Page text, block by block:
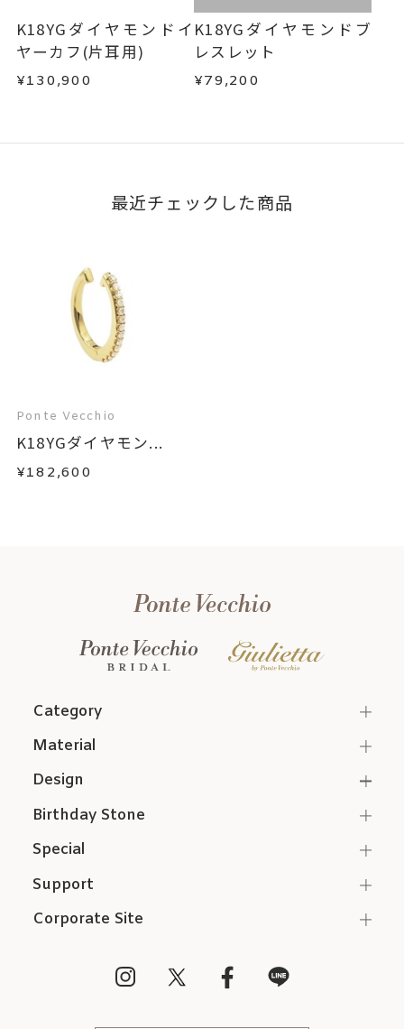
K18YGダイヤモンドイ
ヤーカフ(片耳用)
¥130,900
K18YGダイヤモンドブ
レスレット
¥79,200
最近チェックした商品
Ponte Vecchio
K18YGダイヤモン...
¥182,600
Category
Support
Corporate Site
Material
Design
Birthday Stone
Special